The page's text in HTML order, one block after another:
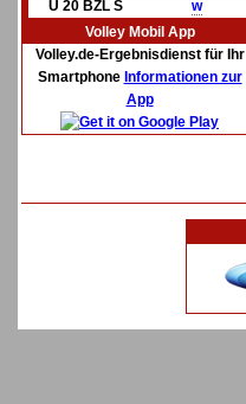
U 20 BZL S
w
Volley Mobil App
Volley.de-Ergebnisdienst für Ihr
Smartphone Informationen zur
App